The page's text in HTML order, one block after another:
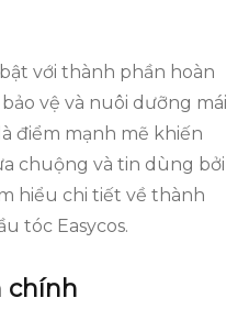
với thành phần hoàn
vệ và nuôi dưỡng mái
điểm mạnh mẽ khiến
chuộng và tin dùng bởi
hiểu chi tiết về thành
tóc Easycos.
chính